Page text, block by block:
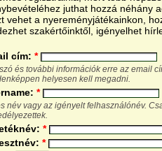
juthat hozzá néhány
vehet a nyereményjátékainkon,
szakértőinktől, igényelhet
cím: *
és további információk erre az email
helyesen kell megadni.
*
név vagy az igényelt felhasználónév.
*
*